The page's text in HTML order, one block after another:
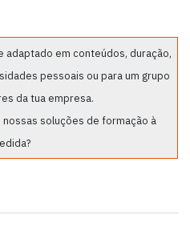
em conteúdos, duração,
pessoais ou para um grupo
da tua empresa.
nossas soluções de formação à